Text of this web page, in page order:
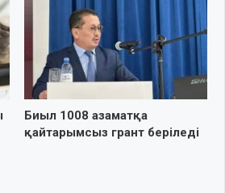
Биыл 1008 азаматқа
қайтарымсыз грант беріледі